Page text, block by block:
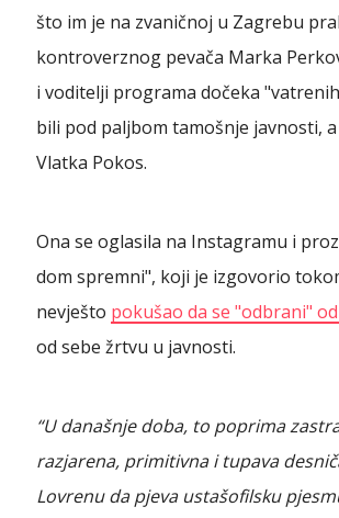
što im je na zvaničnoj u Zagrebu
kontroverznog pevača Marka
i voditelji programa dočeka
bili pod paljbom tamošnje javnosti,
Vlatka Pokos.
Ona se oglasila na Instagramu i
dom spremni", koji je izgovorio
nevješto pokušao da se "odbrani"
od sebe žrtvu u javnosti.
“U današnje doba, to poprima
razjarena, primitivna i tupava
Lovrenu da pjeva ustašofilsku